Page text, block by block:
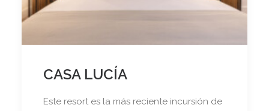
Search
CASA LUCÍA
Este resort es la más reciente incursión de